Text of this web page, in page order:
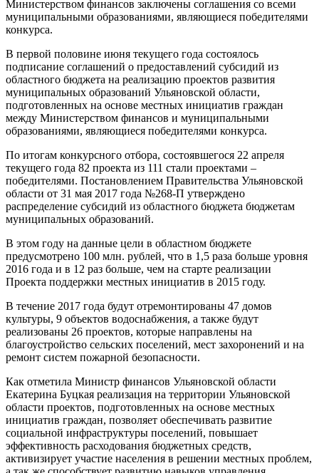
Министерством финансов заключены соглашения со всеми
муниципальными образованиями, являющиеся победителями
конкурса.
В первой половине июня текущего года состоялось
подписание соглашений о предоставлений субсидий из
областного бюджета на реализацию проектов развития
муниципальных образований Ульяновской области,
подготовленных на основе местных инициатив граждан
между Министерством финансов и муниципальными
образованиями, являющиеся победителями конкурса.
По итогам конкурсного отбора, состоявшегося 22 апреля
текущего года 82 проекта из 111 стали проектами –
победителями. Постановлением Правительства Ульяновской
области от 31 мая 2017 года №268-П утверждено
распределение субсидий из областного бюджета бюджетам
муниципальных образований.
В этом году на данные цели в областном бюджете
предусмотрено 100 млн. рублей, что в 1,5 раза больше уровня
2016 года и в 12 раз больше, чем на старте реализации
Проекта поддержки местных инициатив в 2015 году.
В течение 2017 года будут отремонтированы 47 домов
культуры, 9 объектов водоснабжения, а также будут
реализованы 26 проектов, которые направлены на
благоустройство сельских поселений, мест захоронений и на
ремонт систем пожарной безопасности.
Как отметила Министр финансов Ульяновской области
Екатерина Буцкая реализация на территории Ульяновской
области проектов, подготовленных на основе местных
инициатив граждан, позволяет обеспечивать развитие
социальной инфраструктуры поселений, повышает
эффективность расходования бюджетных средств,
активизирует участие населения в решении местных проблем,